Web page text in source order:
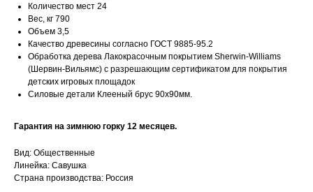
Количество мест 24
Вес, кг 790
Объем 3,5
Качество древесины согласно ГОСТ 9885-95.2
Обработка дерева Лакокрасочным покрытием Sherwin-Williams
(Шервин-Вильямс) с разрешающим сертификатом для покрытия
детских игровых площадок
Силовые детали Клееный брус 90х90мм.
Гарантия на зимнюю горку 12 месяцев.
Вид: Общественные
Линейка: Савушка
Страна производства: Россия